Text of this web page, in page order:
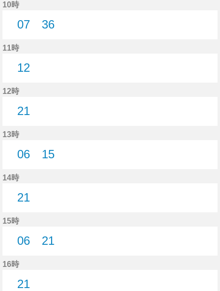
10時
07
36
11時
12
12時
21
13時
06
15
14時
21
15時
06
21
16時
21